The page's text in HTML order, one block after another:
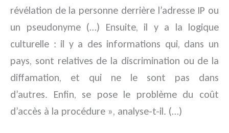
révélation de la personne derrière l’adresse IP ou
un pseudonyme (…) Ensuite, il y a la logique
culturelle : il y a des informations qui, dans un
pays, sont relatives de la discrimination ou de la
diffamation, et qui ne le sont pas dans
d’autres. Enfin, se pose le problème du coût
d’accès à la procédure », analyse-t-il. (…)